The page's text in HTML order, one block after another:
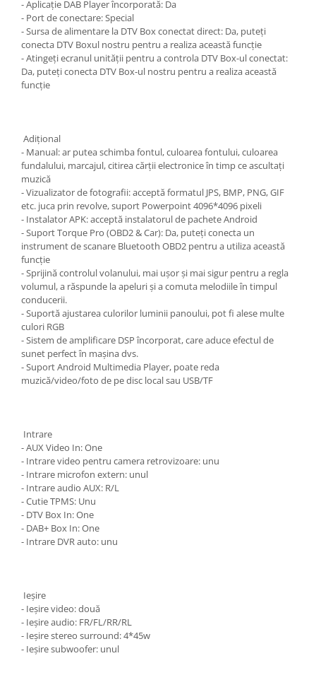
- Aplicație DAB Player încorporată: Da
- Port de conectare: Special
- Sursa de alimentare la DTV Box conectat direct: Da, puteți
conecta DTV Boxul nostru pentru a realiza această funcție
- Atingeți ecranul unității pentru a controla DTV Box-ul conectat:
Da, puteți conecta DTV Box-ul nostru pentru a realiza această
funcție
Adiţional
- Manual: ar putea schimba fontul, culoarea fontului, culoarea
fundalului, marcajul, citirea cărții electronice în timp ce ascultați
muzică
- Vizualizator de fotografii: acceptă formatul JPS, BMP, PNG, GIF
etc. juca prin revolve, suport Powerpoint 4096*4096 pixeli
- Instalator APK: acceptă instalatorul de pachete Android
- Suport Torque Pro (OBD2 & Car): Da, puteți conecta un
instrument de scanare Bluetooth OBD2 pentru a utiliza această
funcție
- Sprijină controlul volanului, mai ușor și mai sigur pentru a regla
volumul, a răspunde la apeluri și a comuta melodiile în timpul
conducerii.
- Suportă ajustarea culorilor luminii panoului, pot fi alese multe
culori RGB
- Sistem de amplificare DSP încorporat, care aduce efectul de
sunet perfect în mașina dvs.
- Suport Android Multimedia Player, poate reda
muzică/video/foto de pe disc local sau USB/TF
Intrare
- AUX Video In: One
- Intrare video pentru camera retrovizoare: unu
- Intrare microfon extern: unul
- Intrare audio AUX: R/L
- Cutie TPMS: Unu
- DTV Box In: One
- DAB+ Box In: One
- Intrare DVR auto: unu
Ieșire
- Ieșire video: două
- Ieșire audio: FR/FL/RR/RL
- Ieșire stereo surround: 4*45w
- Ieșire subwoofer: unul